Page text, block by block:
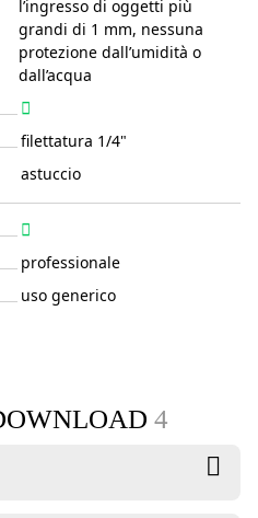
l’ingresso di oggetti più
grandi di 1 mm, nessuna
protezione dall’umidità o
dall’acqua
filettatura 1/4"
astuccio
professionale
uso generico
4